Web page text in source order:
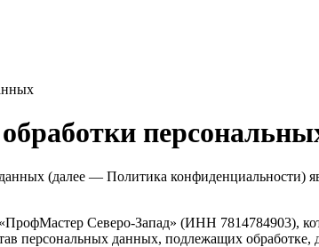
(далее — Политика конфиденциальности)
Северо-Запад» (ИНН 7814784903),
персональных данных, подлежащих